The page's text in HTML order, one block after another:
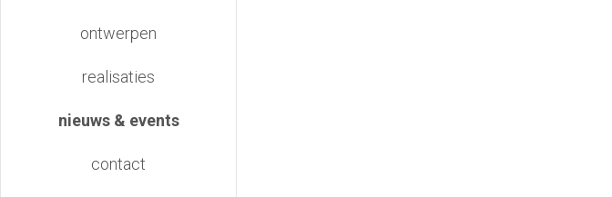
ontwerpen
realisaties
nieuws & events
contact